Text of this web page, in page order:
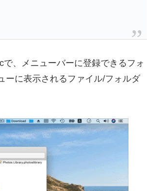
、メニューバーに登録できるフォ
ーに表示されるファイル/フォルダ